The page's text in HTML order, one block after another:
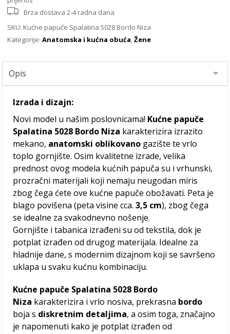
Brza dostava 2-4 radna dana
SKU: Kućne papuče Spalatina 5028 Bordo Niza
Kategorije:Anatomska i kućna obuća,Žene
Izrada i dizajn:
Novi model u našim poslovnicama! Kućne papuče
Spalatina 5028 Bordo Niza karakterizira izrazito
mekano, anatomski oblikovano gazište te vrlo
toplo gornjište. Osim kvalitetne izrade, velika
prednost ovog modela kućnih papuča su i vrhunski,
prozračni materijali koji nemaju neugodan miris
zbog čega ćete ove kućne papuče obožavati. Peta je
blago povišena (peta visine cca.3,5 cm), zbog čega
se idealne za svakodnevno nošenje.
Gornjište i tabanica izrađeni su od tekstila, dok je
potplat izrađen od drugog materijala. Idealne za
hladnije dane, s modernim dizajnom koji se savršeno
uklapa u svaku kućnu kombinaciju.
Kućne papuče Spalatina 5028 Bordo
Niza karakterizira i vrlo nosiva, prekrasna bordo
boja s diskretnim detaljima, a osim toga, značajno
je napomenuti kako je potplat izrađen od